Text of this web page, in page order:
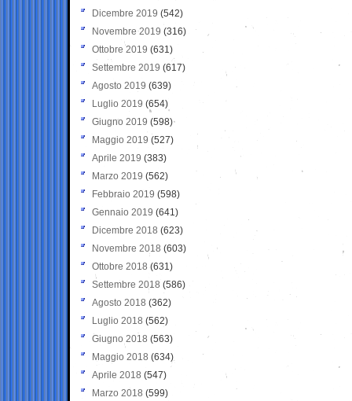
Dicembre 2019 (542)
Novembre 2019 (316)
Ottobre 2019 (631)
Settembre 2019 (617)
Agosto 2019 (639)
Luglio 2019 (654)
Giugno 2019 (598)
Maggio 2019 (527)
Aprile 2019 (383)
Marzo 2019 (562)
Febbraio 2019 (598)
Gennaio 2019 (641)
Dicembre 2018 (623)
Novembre 2018 (603)
Ottobre 2018 (631)
Settembre 2018 (586)
Agosto 2018 (362)
Luglio 2018 (562)
Giugno 2018 (563)
Maggio 2018 (634)
Aprile 2018 (547)
Marzo 2018 (599)